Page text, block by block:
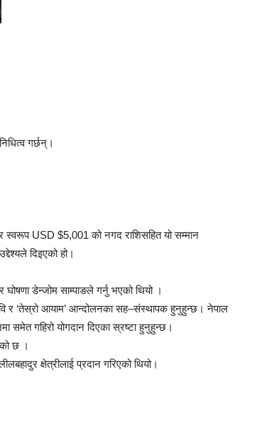
गर्छन्।
स्वरूप USD $5,001 को नगद राशिसहित यो सम्मान
दिइएको हो।
घोषणा डेन्जोम साम्पाङले गर्नु भएको थियो ।
र ‘तेस्रो आयाम’ आन्दोलनका सह–संस्थापक हुनुहुन्छ। नेपाल
समेत गहिरो योगदान दिएका स्रष्टा हुनुहुन्छ।
छ ।
क्षेत्रीलाई प्रदान गरिएको थियो।